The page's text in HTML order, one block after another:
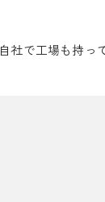
社で工場も持っ